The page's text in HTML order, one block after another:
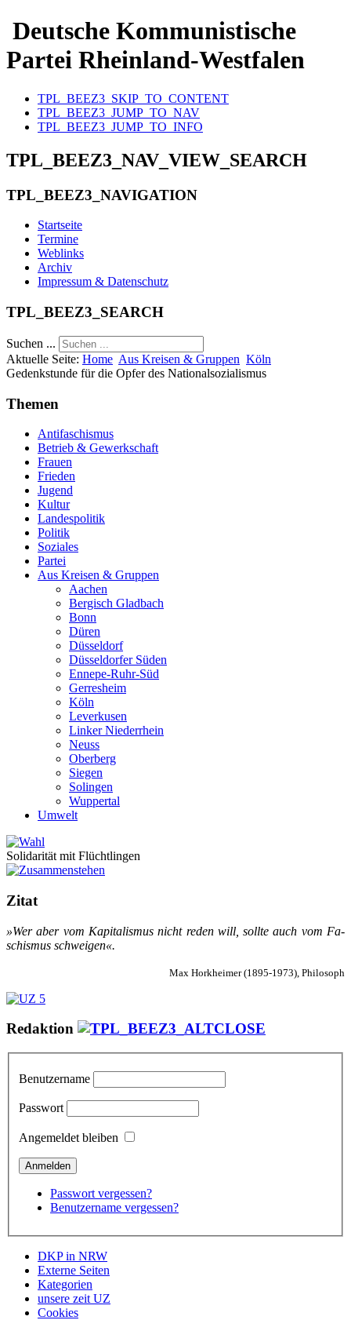
Deutsche Kommunistische
Partei Rheinland-Westfalen
TPL_BEEZ3_SKIP_TO_CONTENT
TPL_BEEZ3_JUMP_TO_NAV
TPL_BEEZ3_JUMP_TO_INFO
TPL_BEEZ3_NAV_VIEW_SEARCH
TPL_BEEZ3_NAVIGATION
Startseite
Termine
Weblinks
Archiv
Impressum & Datenschutz
TPL_BEEZ3_SEARCH
Suchen ...
Aktuelle Seite: Home Aus Kreisen & Gruppen Köln
Gedenkstunde für die Opfer des Nationalsozialismus
Themen
Antifaschismus
Betrieb & Gewerkschaft
Frauen
Frieden
Jugend
Kultur
Landespolitik
Politik
Soziales
Partei
Aus Kreisen & Gruppen
Aachen
Bergisch Gladbach
Bonn
Düren
Düsseldorf
Düsseldorfer Süden
Ennepe-Ruhr-Süd
Gerresheim
Köln
Leverkusen
Linker Niederrhein
Neuss
Oberberg
Siegen
Solingen
Wuppertal
Umwelt
Solidarität mit Flüchtlingen
Zitat
»Wer aber vom Ka­pi­ta­lis­mus nicht re­den will, soll­te auch vom Fa­
schis­mus schwei­gen«.
Max Horkheimer (1895-1973), Philosoph
Redaktion
Benutzername
Passwort
Angemeldet bleiben
Passwort vergessen?
Benutzername vergessen?
DKP in NRW
Externe Seiten
Kategorien
unsere zeit UZ
Cookies